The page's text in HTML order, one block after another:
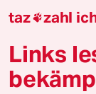
taz lab 2027
taz zahl
Links